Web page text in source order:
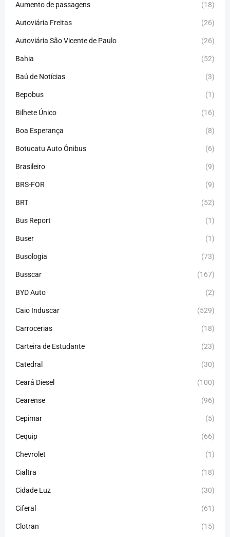
Aumento de passagens (18)
Autoviária Freitas (26)
Autoviária São Vicente de Paulo (26)
Bahia (52)
Baú de Notícias (3)
Bepobus (1)
Bilhete Único (16)
Boa Esperança (8)
Botucatu Auto Ônibus (6)
Brasileiro (9)
BRS-FOR (9)
BRT (52)
Bus Report (1)
Buser (1)
Busologia (73)
Busscar (167)
BYD Auto (2)
Caio Induscar (529)
Carrocerias (18)
Carteira de Estudante (23)
Catedral (30)
Ceará Diesel (100)
Cearense (96)
Cepimar (5)
Cequip (66)
Chevrolet (1)
Cialtra (18)
Cidade Luz (30)
Ciferal (61)
Clotran (15)